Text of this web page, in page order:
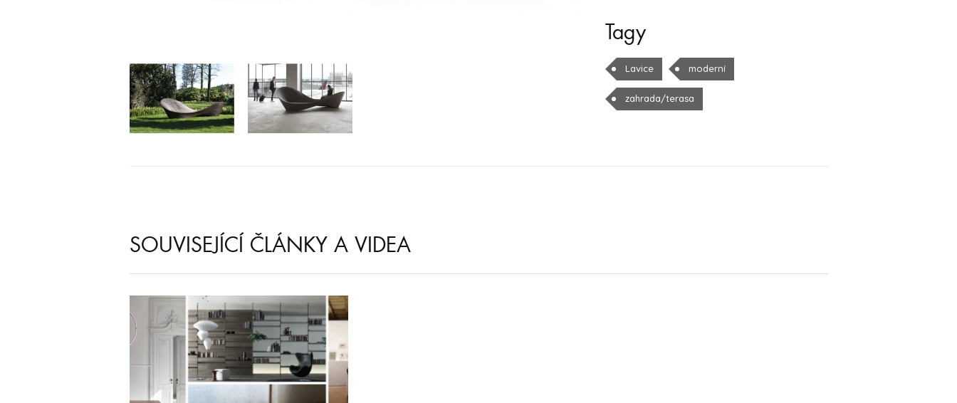
Tagy
Lavice moderní
zahrada/terasa
SOUVISEJÍCÍ ČLÁNKY A VIDEA